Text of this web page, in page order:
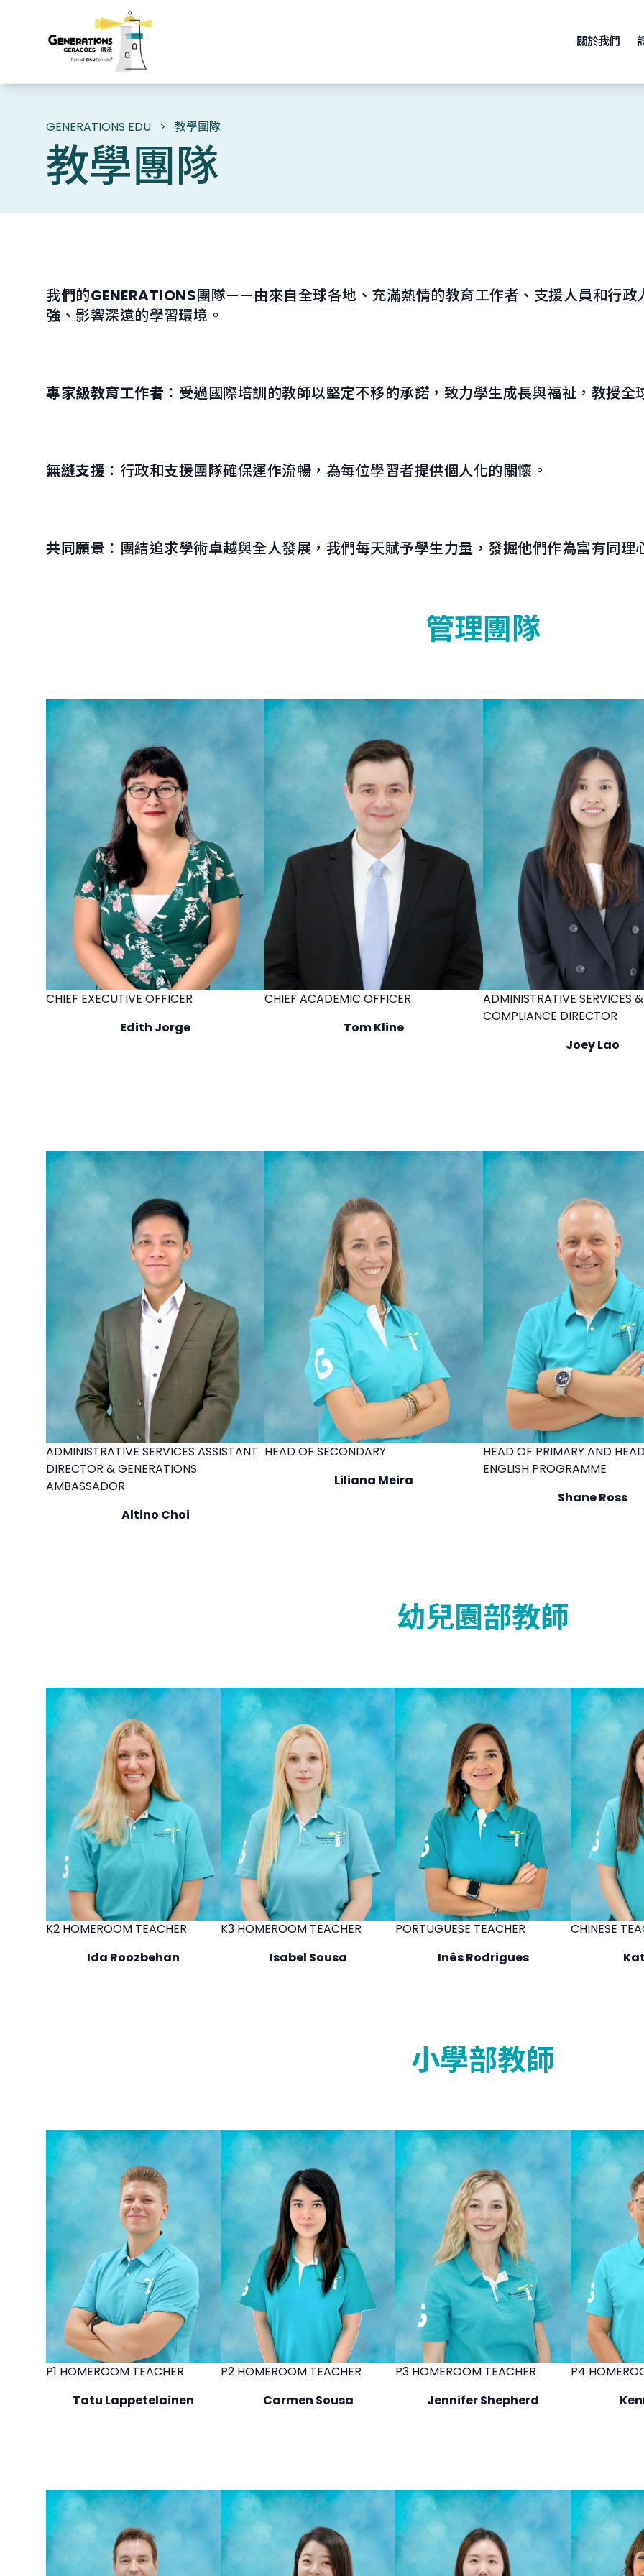
關於我們
GENERATIONS EDU > 教學團隊
教學團隊
我們的GENERATIONS團隊——由來自全球各地、充滿熱情的教育工作者、支援人員和行
強、影響深遠的學習環境。
專家級教育工作者 ：受過國際培訓的教師以堅定不移的承諾，致力學生成長與福祉，教授全
無縫支援 ：行政和支援團隊確保運作流暢，為每位學習者提供個人化的關懷。
共同願景 ：團結追求學術卓越與全人發展，我們每天賦予學生力量，發掘他們作為富有同
管理團隊
CHIEF EXECUTIVE OFFICER
Edith Jorge
CHIEF ACADEMIC OFFICER
Tom Kline
ADMINISTRATIVE SERVICES &
COMPLIANCE DIRECTOR
Joey Lao
ADMINISTRATIVE SERVICES ASSISTANT
DIRECTOR & GENERATIONS
AMBASSADOR
Altino Choi
HEAD OF SECONDARY
Liliana Meira
HEAD OF PRIMARY AND
ENGLISH PROGRAMME
Shane Ross
幼兒園部教師
K2 HOMEROOM TEACHER
Ida Roozbehan
K3 HOMEROOM TEACHER
Isabel Sousa
PORTUGUESE TEACHER
Inês Rodrigues
CHINESE
小學部教師
P1 HOMEROOM TEACHER
Tatu Lappetelainen
P2 HOMEROOM TEACHER
Carmen Sousa
P3 HOMEROOM TEACHER
Jennifer Shepherd
P4